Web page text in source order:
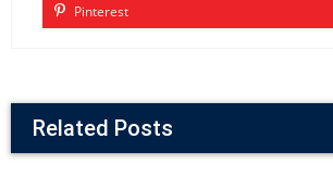
Pinterest
Related Posts